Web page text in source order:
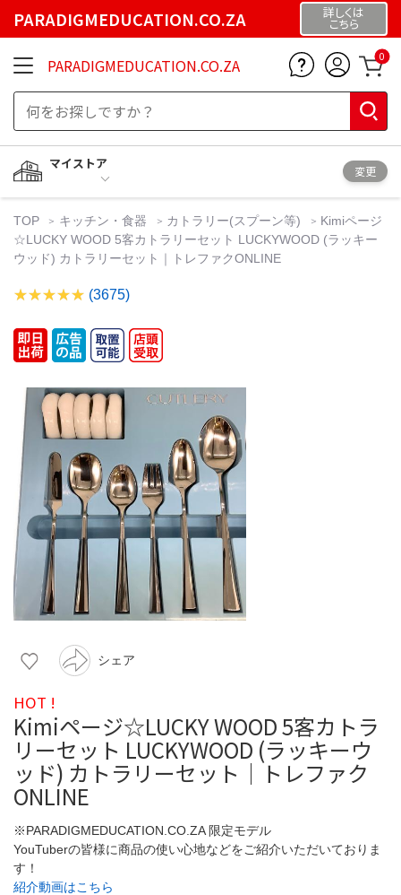
PARADIGMEDUCATION.CO.ZA 詳しくは
こちら
PARADIGMEDUCATION.CO.ZA 0
マイストア
変更
TOP キッチン・食器 カトラリー(スプーン等)
Kimiページ
☆LUCKY WOOD 5客カトラリーセット LUCKYWOOD (ラッキー
ウッド) カトラリーセット｜トレファクONLINE
(3675)
シェア
HOT !
Kimiページ☆LUCKY WOOD 5客カトラ
リーセット LUCKYWOOD (ラッキーウ
ッド) カトラリーセット｜トレファク
ONLINE
※PARADIGMEDUCATION.CO.ZA 限定モデル
YouTuberの皆様に商品の使い心地などをご紹介いただいておりま
す！
紹介動画はこちら